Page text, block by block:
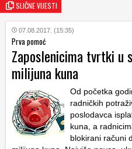
SLIČNE VIJESTI
07.08.2017. (15:35)
Prva pomoć
Zaposlenicima tvrtki u
milijuna kuna
Od početka
radničkih
poslodavca
kuna, a
blokirani računi